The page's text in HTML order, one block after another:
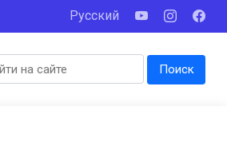
Русский
Поиск